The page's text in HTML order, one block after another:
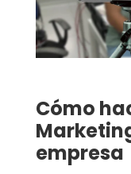
Cómo
empresa